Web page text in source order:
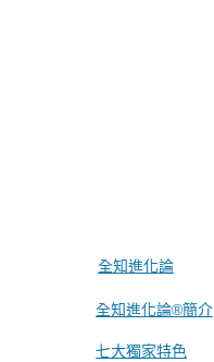
全知進化論
全知進化論®簡介
七大獨家特色